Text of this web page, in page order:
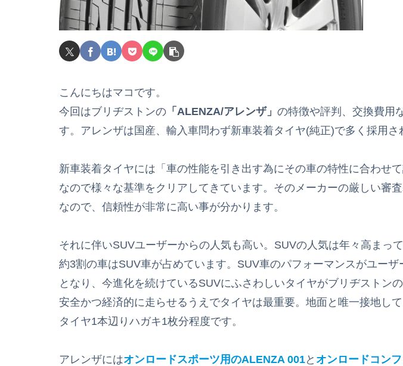
こんにちはマコです。
今回はブリヂストンの 「ALENZA/アレンザ」 の特徴や評判、交換費用
す。アレンザは国産、輸入車問わず新車装着タイヤ(純正)で多く採用さ
新車装着タイヤには「車の性能を引き出す為にその車の特性に合わせて
なので様々な基準をクリアしてきています。そのメーカーの厳しい審
なので、信頼性が非常に高い事が分かります。
それに伴いSUVユーザーからの人気も高い。SUVの人気は年々高まっ
約3割の車はSUV車が占めています。SUV車のパフォーマンスがユー
となり、今進化を続けているSUVにふさわしいタイヤがブリヂストン
安全かつ経済的に走らせるうえでタイヤは最重要。地面と唯一接地し
タイヤ1本辺りハガキ1枚分程度です。
アレンザにはオンロードスポーツ用のALENZA 001と オンロードコン